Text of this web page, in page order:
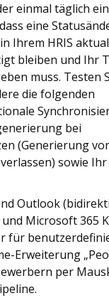
einmal täglich
eine
Ihrem HRIS
bleiben und Ihr
muss. Testen
die folgenden
bei
(Generierung
sowie
Outlook
Microsoft 365
für
Erweiterung
per